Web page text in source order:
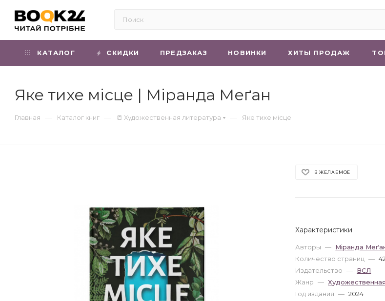
КАТАЛОГ СКИДКИ ПРЕДЗАКАЗ НОВИНКИ ХИТЫ ПРОДАЖ
Яке тихе місце | Міранда Меґан
Главная — Каталог книг — 📒 Художественная литература — Яке тихе місце
В ЖЕЛАЕМОЕ
Характеристики
Авторы — Міранда
Количество страниц —
Издательство — ВСЛ
Жанр —
Год издания — 2024